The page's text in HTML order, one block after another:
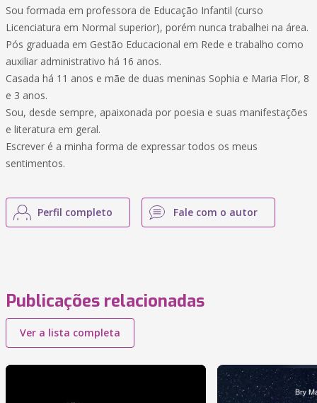
Sou formada em professora de Educação Infantil (curso
Licenciatura em Normal superior), porém nunca trabalhei na área.
Pós graduada em Gestão Educacional em Rede e trabalho como
auxiliar administrativo há 16 anos.
Casada há 11 anos e mãe de duas meninas Sophia e Maria Flor, 8
e 3 anos.
Sou, desde sempre, apaixonada por poesia e suas manifestações
e literatura em geral.
Escrever é a minha forma de expressar todos os meus
sentimentos.
Perfil completo Fale com o autor
Publicações relacionadas
Ver a lista completa